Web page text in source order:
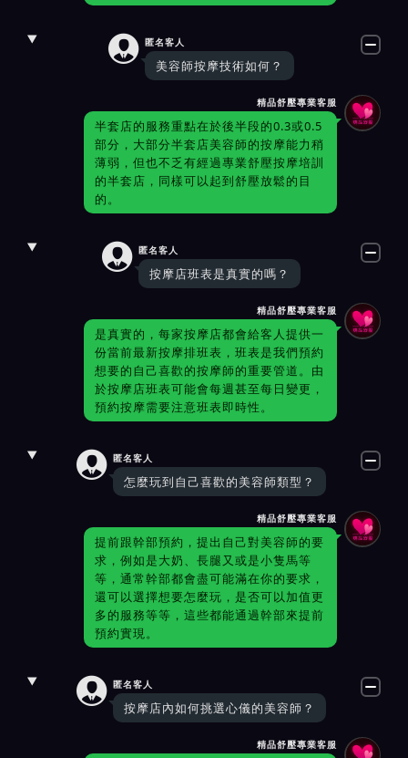
 匿名客人
美容師按摩技術如何？
精品舒壓專業客服
半套店的服務重點在於後半段的0.3或0.5
部分，大部分半套店美容師的按摩能力稍
薄弱，但也不乏有經過專業舒壓按摩培訓
的半套店，同樣可以起到舒壓放鬆的目
的。
 匿名客人
按摩店班表是真實的嗎？
精品舒壓專業客服
是真實的，每家按摩店都會給客人提供一
份當前最新按摩排班表，班表是我們預約
想要的自己喜歡的按摩師的重要管道。由
於按摩店班表可能會每週甚至每日變更，
預約按摩需要注意班表即時性。
 匿名客人
怎麼玩到自己喜歡的美容師類型？
精品舒壓專業客服
提前跟幹部預約，提出自己對美容師的要
求，例如是大奶、長腿又或是小隻馬等
等，通常幹部都會盡可能滿在你的要求，
還可以選擇想要怎麼玩，是否可以加值更
多的服務等等，這些都能通過幹部來提前
預約實現。
 匿名客人
按摩店內如何挑選心儀的美容師？
精品舒壓專業客服